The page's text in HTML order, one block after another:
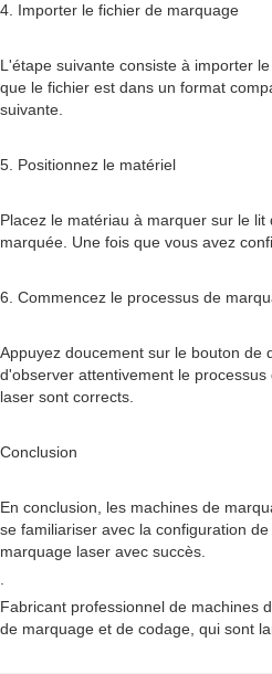
4. Importer le fichier de marquage
L'étape suivante consiste à importer
que le fichier est dans un format
suivante.
5. Positionnez le matériel
Placez le matériau à marquer sur le
marquée. Une fois que vous avez
6. Commencez le processus de
Appuyez doucement sur le bouton de
d'observer attentivement le
laser sont corrects.
Conclusion
En conclusion, les machines de
se familiariser avec la configuration
marquage laser avec succès.
Fabricant professionnel de machines
de marquage et de codage, qui sont